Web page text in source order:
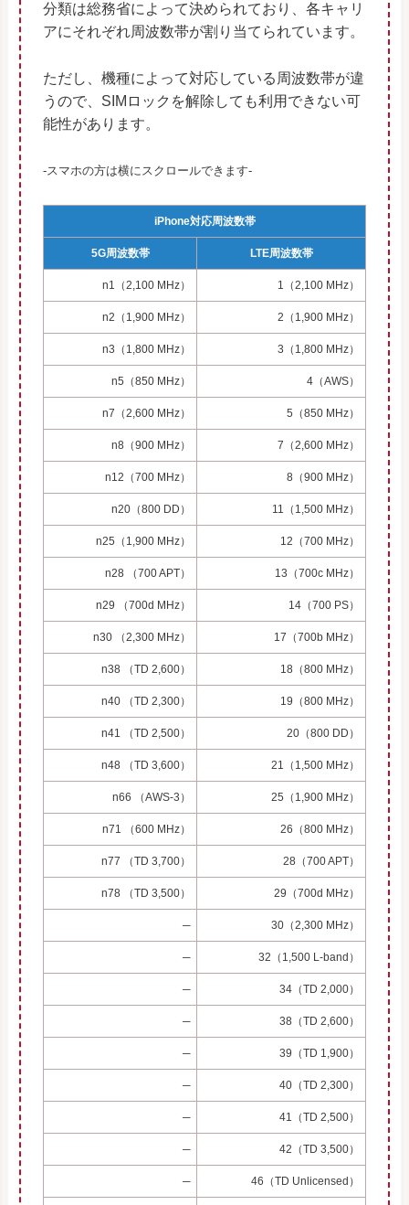
分類は総務省によって決められており、各キャリ
アにそれぞれ周波数帯が割り当てられています。
ただし、機種によって対応している周波数帯が違
うので、SIMロックを解除しても利用できない可
能性があります。
-スマホの方は横にスクロールできます-
iPhone対応周波数帯
5G周波数帯 LTE周波数帯
n1（2,100 MHz） 1（2,100 MHz）
n2（1,900 MHz） 2（1,900 MHz）
n3（1,800 MHz） 3（1,800 MHz）
n5（850 MHz） 4（AWS）
n7（2,600 MHz） 5（850 MHz）
n8（900 MHz） 7（2,600 MHz）
n12（700 MHz） 8（900 MHz）
n20（800 DD） 11（1,500 MHz）
n25（1,900 MHz） 12（700 MHz）
n28 （700 APT） 13（700c MHz）
n29 （700d MHz） 14（700 PS）
n30 （2,300 MHz） 17（700b MHz）
n38 （TD 2,600） 18（800 MHz）
n40 （TD 2,300） 19（800 MHz）
n41 （TD 2,500） 20（800 DD）
n48 （TD 3,600） 21（1,500 MHz）
n66 （AWS-3） 25（1,900 MHz）
n71 （600 MHz） 26（800 MHz）
n77 （TD 3,700） 28（700 APT）
n78 （TD 3,500） 29（700d MHz）
─ 30（2,300 MHz）
─ 32（1,500 L-band）
─ 34（TD 2,000）
─ 38（TD 2,600）
─ 39（TD 1,900）
─ 40（TD 2,300）
─ 41（TD 2,500）
─ 42（TD 3,500）
─ 46（TD Unlicensed）